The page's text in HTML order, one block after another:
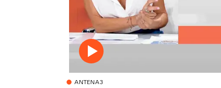
ANTENA3